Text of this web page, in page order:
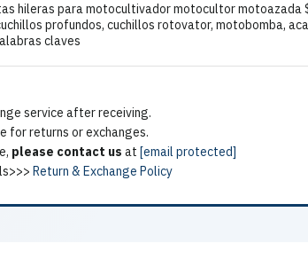
hileras para motocultivador motocultor
profundos, cuchillos rotovator, motobomba,
claves
service after receiving.
for returns or exchanges.
please contact us at [email protected]
Return & Exchange Policy